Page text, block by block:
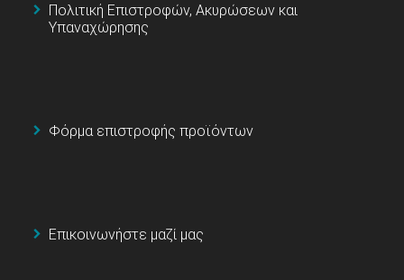
Πολιτική Επιστροφών, Ακυρώσεων και
Υπαναχώρησης
Φόρμα επιστροφής προϊόντων
Επικοινωνήστε μαζί μας